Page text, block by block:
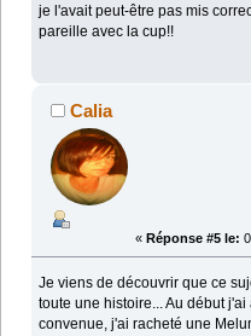
je l'avait peut-être pas mis
pareille avec la cup!!
Calia
« Réponse #5 le:
Je viens de découvrir que ce
toute une histoire... Au début
convenue, j'ai racheté une